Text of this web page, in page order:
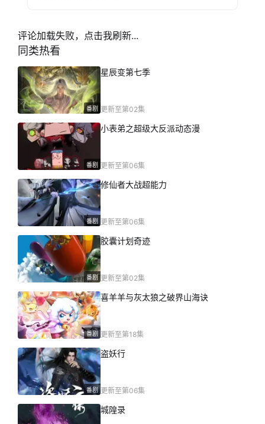
评论加载失败，点击我刷新...
同类热看
番剧
星辰变第七季
更新至第02集
番剧
小表弟之超级大反派动态漫
更新至第06集
番剧
修仙者大战超能力
更新至第06集
番剧
胶囊计划奇迹
更新至第02集
番剧
喜羊羊与灰太狼之破界山海诀
更新至第18集
番剧
盗妖行
更新至第06集
城隍录